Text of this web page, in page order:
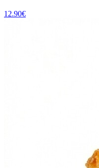
12.90€